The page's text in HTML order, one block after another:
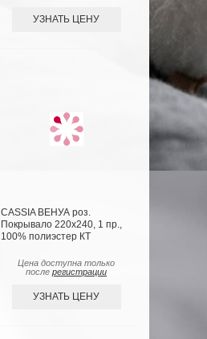
УЗНАТЬ ЦЕНУ
CASSIA ВЕНУА роз.
Покрывало 220х240, 1 пр.,
100% полиэстер КТ
Цена доступна только
послерегистрации
УЗНАТЬ ЦЕНУ